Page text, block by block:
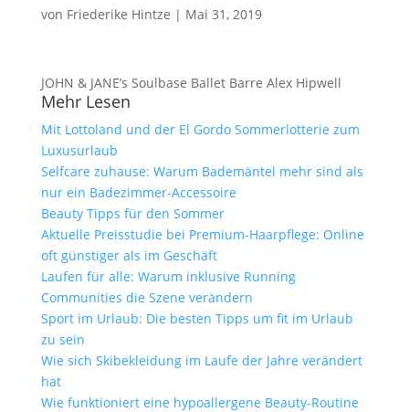
von Friederike Hintze | Mai 31, 2019
JOHN & JANE’s Soulbase Ballet Barre Alex Hipwell
Mehr Lesen
Mit Lottoland und der El Gordo Sommerlotterie zum
Luxusurlaub
Selfcare zuhause: Warum Bademäntel mehr sind als
nur ein Badezimmer-Accessoire
Beauty Tipps für den Sommer
Aktuelle Preisstudie bei Premium-Haarpflege: Online
oft günstiger als im Geschäft
Laufen für alle: Warum inklusive Running
Communities die Szene verändern
Sport im Urlaub: Die besten Tipps um fit im Urlaub
zu sein
Wie sich Skibekleidung im Laufe der Jahre verändert
hat
Wie funktioniert eine hypoallergene Beauty-Routine